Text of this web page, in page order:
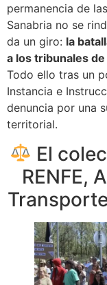
permanencia de
Sanabria no se
da un giro: la
a los tribunales
Todo ello tras un
Instancia e
denuncia por una
territorial.
El
RENFE,